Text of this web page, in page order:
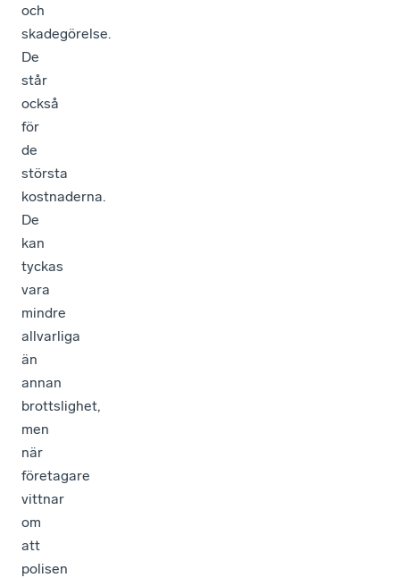
och
skadegörelse.
De
står
också
för
de
största
kostnaderna.
De
kan
tyckas
vara
mindre
allvarliga
än
annan
brottslighet,
men
när
företagare
vittnar
om
att
polisen